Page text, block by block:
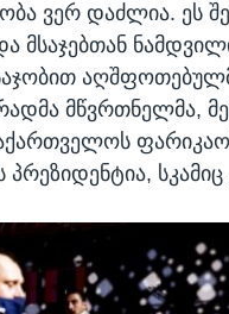
ვერ დაძლია. ეს
მსაჯებთან
მწვრთნელმა,
სკამიც